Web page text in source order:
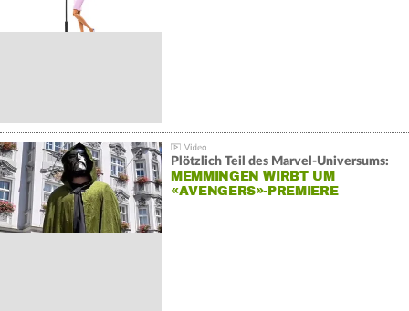
Plötzlich Teil des Marvel-Universums:
MEMMINGEN WIRBT UM
«AVENGERS»-PREMIERE